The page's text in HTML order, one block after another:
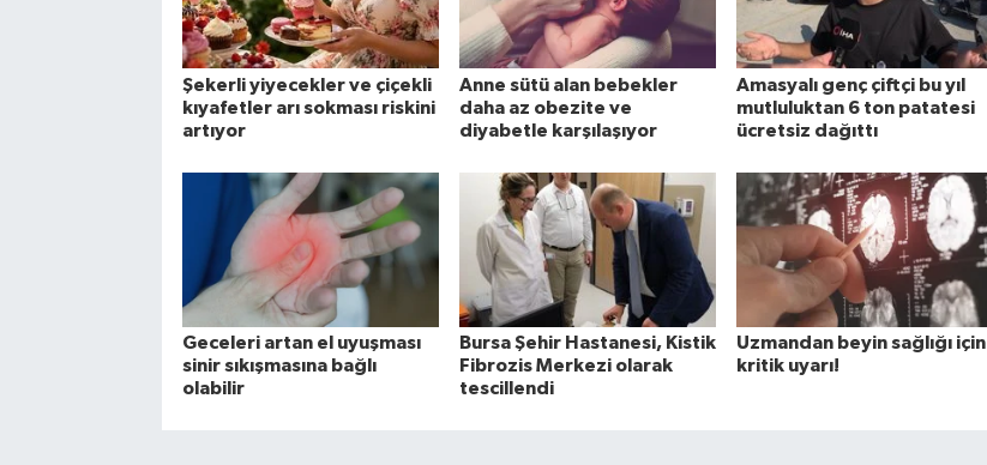
Şekerli yiyecekler ve çiçekli
kıyafetler arı sokması riskini
artıyor
Anne sütü alan bebekler
daha az obezite ve
diyabetle karşılaşıyor
Amasyalı genç çiftçi bu yıl
mutluluktan 6 ton patatesi
ücretsiz dağıttı
Geceleri artan el uyuşması
sinir sıkışmasına bağlı
olabilir
Bursa Şehir Hastanesi, Kistik
Fibrozis Merkezi olarak
tescillendi
Uzmandan beyin sağlığı için
kritik uyarı!